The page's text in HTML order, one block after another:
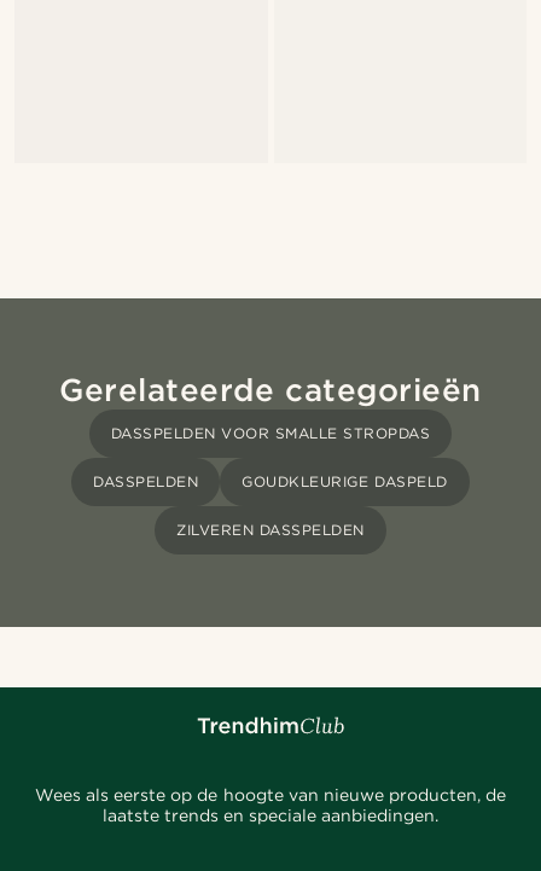
Gerelateerde categorieën
DASSPELDEN VOOR SMALLE STROPDAS
DASSPELDEN GOUDKLEURIGE DASPELD
ZILVEREN DASSPELDEN
Wees als eerste op de hoogte van nieuwe producten, de
laatste trends en speciale aanbiedingen.